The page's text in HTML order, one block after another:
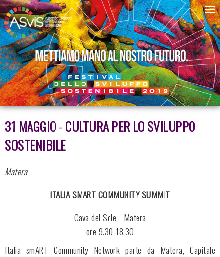
31 MAGGIO - CULTURA PER LO SVILUPPO
SOSTENIBILE
Matera
ITALIA SMART COMMUNITY SUMMIT
Cava del Sole - Matera
ore 9.30-18.30
Italia smART Community Network parte da Matera, Capitale